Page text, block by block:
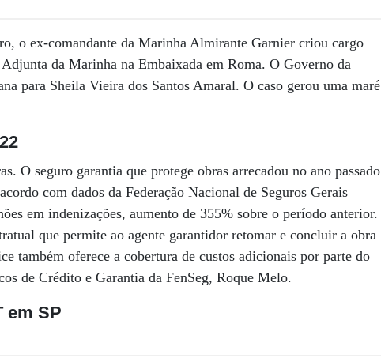
o ex-comandante da Marinha Almirante Garnier criou cargo
da Marinha na Embaixada em Roma. O Governo da
para Sheila Vieira dos Santos Amaral. O caso gerou uma maré
O seguro garantia que protege obras arrecadou no ano passado
com dados da Federação Nacional de Seguros Gerais
em indenizações, aumento de 355% sobre o período anterior.
que permite ao agente garantidor retomar e concluir a obra
também oferece a cobertura de custos adicionais por parte do
de Crédito e Garantia da FenSeg, Roque Melo.
em SP